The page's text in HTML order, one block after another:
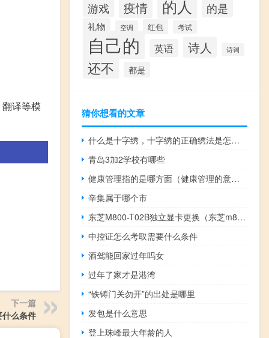
译等模
下一篇
么条件
游戏 疫情 的人 的是
礼物 空调 红包 考试
自己的 英语 诗人 诗词
还不 都是
猜你想看的文章
什么是十字绣，十字绣的正确绣法是怎样绣的？
青岛3加2学校有哪些
健康管理指的是哪方面（健康管理的意义在哪里）
辛集属于哪个市
东芝M800-T02B独立显卡更换（东芝m800-t03w）
中控证怎么考取需要什么条件
酒驾能回家过年吗女
过年了家才是港湾
“铁铸门关勿开”的出处是哪里
发包是什么意思
登上珠峰最大年龄的人